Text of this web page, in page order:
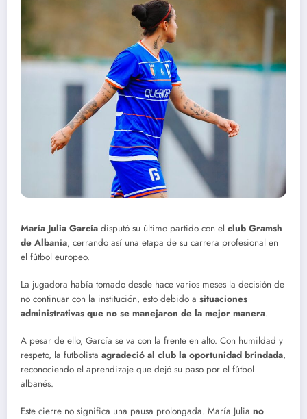
María Julia García disputó su último partido con el club Gramsh
de Albania, cerrando así una etapa de su carrera profesional en
el fútbol europeo.
La jugadora había tomado desde hace varios meses la decisión de
no continuar con la institución, esto debido a situaciones
administrativas que no se manejaron de la mejor manera.
A pesar de ello, García se va con la frente en alto. Con humildad y
respeto, la futbolista agradeció al club la oportunidad brindada,
reconociendo el aprendizaje que dejó su paso por el fútbol
albanés.
Este cierre no significa una pausa prolongada. María Julia no